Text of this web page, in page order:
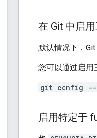
在 Git 中启
默认情况下，
您可以通过启用
git config --
启用特定于